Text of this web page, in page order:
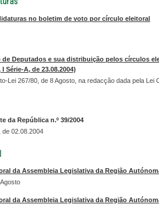
no boletim de voto por círculo eleitoral
de Deputados e sua distribuição pelos círculos
Série-A, de 23.08.2004)
Lei 267/80, de 8 Agosto, na redacção dada pela Lei
da República n.º 39/2004
de 02.08.2004
da Assembleia Legislativa da Região
da Assembleia Legislativa da Região